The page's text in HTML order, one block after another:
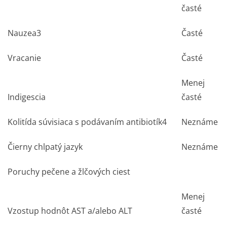
časté
Nauzea3 Časté
Vracanie Časté
Indigescia
Menej
časté
Kolitída súvisiaca s podávaním antibiotík4 Neznáme
Čierny chlpatý jazyk Neznáme
Poruchy pečene a žlčových ciest
Vzostup hodnôt AST a/alebo ALT
Menej
časté